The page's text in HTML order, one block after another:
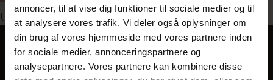
annoncer, til at vise dig funktioner til sociale medier og til
at analysere vores trafik. Vi deler også oplysninger om
din brug af vores hjemmeside med vores partnere inden
for sociale medier, annonceringspartnere og
analysepartnere. Vores partnere kan kombinere disse
Om E.G.
Indlægsnavigation
Udgivet i Til folkemøde i Valbyparken
BLIV ELEV